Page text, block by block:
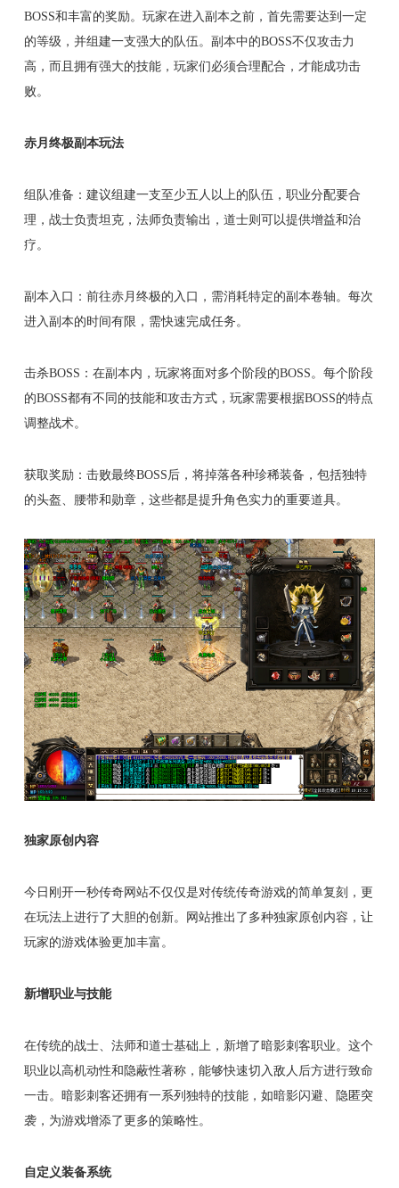
BOSS和丰富的奖励。玩家在进入副本之前，首先需要达到一定
的等级，并组建一支强大的队伍。副本中的BOSS不仅攻击力
高，而且拥有强大的技能，玩家们必须合理配合，才能成功击
败。
赤月终极副本玩法
组队准备：建议组建一支至少五人以上的队伍，职业分配要合
理，战士负责坦克，法师负责输出，道士则可以提供增益和治
疗。
副本入口：前往赤月终极的入口，需消耗特定的副本卷轴。每次
进入副本的时间有限，需快速完成任务。
击杀BOSS：在副本内，玩家将面对多个阶段的BOSS。每个阶段
的BOSS都有不同的技能和攻击方式，玩家需要根据BOSS的特点
调整战术。
获取奖励：击败最终BOSS后，将掉落各种珍稀装备，包括独特
的头盔、腰带和勋章，这些都是提升角色实力的重要道具。
独家原创内容
今日刚开一秒传奇网站不仅仅是对传统传奇游戏的简单复刻，更
在玩法上进行了大胆的创新。网站推出了多种独家原创内容，让
玩家的游戏体验更加丰富。
新增职业与技能
在传统的战士、法师和道士基础上，新增了暗影刺客职业。这个
职业以高机动性和隐蔽性著称，能够快速切入敌人后方进行致命
一击。暗影刺客还拥有一系列独特的技能，如暗影闪避、隐匿突
袭，为游戏增添了更多的策略性。
自定义装备系统